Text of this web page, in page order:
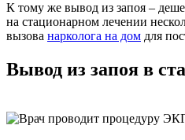
К тому же вывод из запоя –
на стационарном лечении
вызова нарколога на дом для
Вывод из запоя в